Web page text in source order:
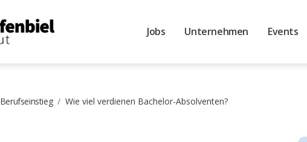
Jobs Unternehmen Events
Berufseinstieg Wie viel verdienen Bachelor-Absolventen?